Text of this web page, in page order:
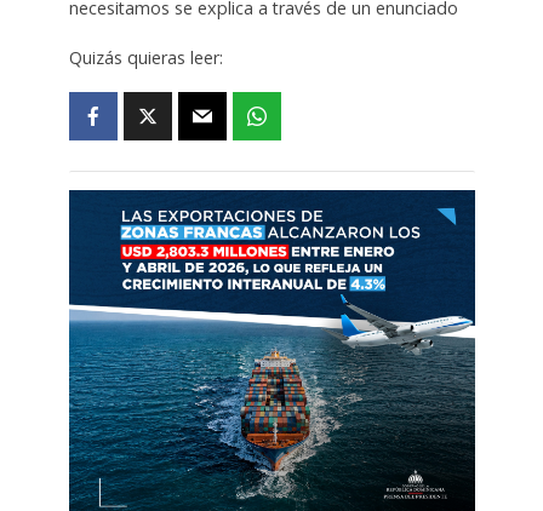
necesitamos se explica a través de un enunciado
Quizás quieras leer: